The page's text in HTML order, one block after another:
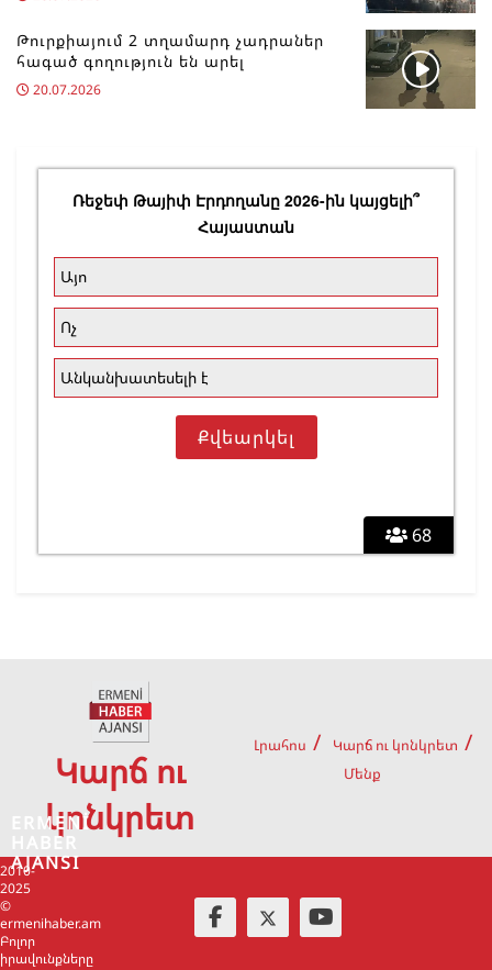
Թուրքիայում 2 տղամարդ չադրաներ
հագած գողություն են արել
20.07.2026
68
Ռեջեփ Թայիփ Էրդողանը 2026-ին կայցելի՞
Հայաստան
Այո
Ոչ
Անկանխատեսելի է
Կարճ ու
կոնկրետ
Լրահոս
Կարճ ու կոնկրետ
Մենք
2010-
2025
©
ermenihaber.am
Բոլոր
իրավունքները
ERMENİ
HABER
AJANSI